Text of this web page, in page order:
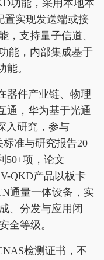
功能，采用本地本
置实现发送端或接
，支持量子信道、
能，内部集成基于
。
器件产业链、物理
通，华为基于光通
入研究，参与
准与研究报告20
50+项，论文
QKD产品以板卡
通量一体设备，实
、分发与应用闭
全等级。
检测证书，不